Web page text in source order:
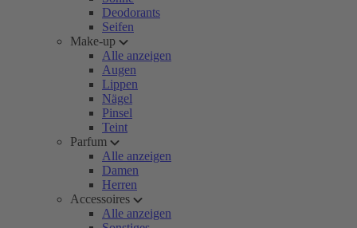
Deodorants
Seifen
Make-up
Alle anzeigen
Augen
Lippen
Nägel
Pinsel
Teint
Parfum
Alle anzeigen
Damen
Herren
Accessoires
Alle anzeigen